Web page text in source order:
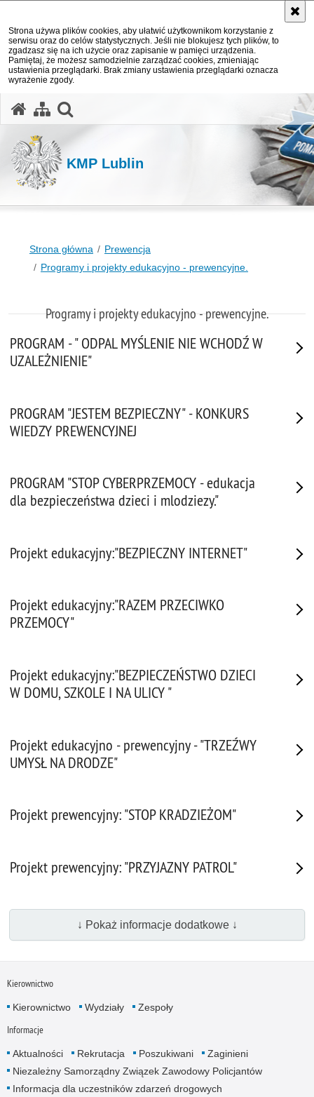
Strona używa plików cookies, aby ułatwić użytkownikom korzystanie z
serwisu oraz do celów statystycznych. Jeśli nie blokujesz tych plików, to
zgadzasz się na ich użycie oraz zapisanie w pamięci urządzenia.
Pamiętaj, że możesz samodzielnie zarządzać cookies, zmieniając
ustawienia przeglądarki. Brak zmiany ustawienia przeglądarki oznacza
wyrażenie zgody.
KMP Lublin
Strona główna
Prewencja
Programy i projekty edukacyjno - prewencyjne.
Programy i projekty edukacyjno - prewencyjne.
PROGRAM - " ODPAL MYŚLENIE NIE WCHODŹ W
UZALEŻNIENIE"
PROGRAM "JESTEM BEZPIECZNY" - KONKURS
WIEDZY PREWENCYJNEJ
PROGRAM "STOP CYBERPRZEMOCY - edukacja
dla bezpieczeństwa dzieci i mlodziezy."
Projekt edukacyjny:"BEZPIECZNY INTERNET"
Projekt edukacyjny:"RAZEM PRZECIWKO
PRZEMOCY"
Projekt edukacyjny:"BEZPIECZEŃSTWO DZIECI
W DOMU, SZKOLE I NA ULICY "
Projekt edukacyjno - prewencyjny - "TRZEŹWY
UMYSŁ NA DRODZE"
Projekt prewencyjny: "STOP KRADZIEŻOM"
Projekt prewencyjny: "PRZYJAZNY PATROL"
↓ Pokaż informacje dodatkowe ↓
Kierownictwo
Kierownictwo Wydziały Zespoły
Informacje
Aktualności Rekrutacja Poszukiwani
Zaginieni
Niezależny Samorządny Związek Zawodowy Policjantów
Informacja dla uczestników zdarzeń drogowych